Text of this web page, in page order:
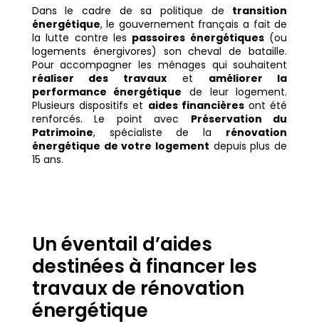
Dans le cadre de sa politique de transition
énergétique, le gouvernement français a fait de
la lutte contre les passoires énergétiques(ou
logements énergivores) son cheval de bataille.
Pour accompagner les ménages qui souhaitent
réaliser des travaux et améliorer la
performance énergétique de leur logement.
Plusieurs dispositifs et aides financièresont été
renforcés. Le point avec Préservation du
Patrimoine, spécialiste de la rénovation
énergétique de votre logement depuis plus de
15 ans.
Un éventail d’aides
destinées à financer les
travaux de rénovation
énergétique